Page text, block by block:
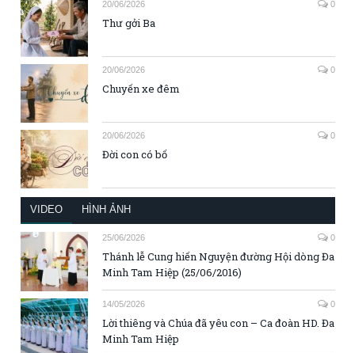
20/06/2026 0
Thư gởi Ba
20/06/2026 0
Chuyến xe đêm
20/06/2026 0
Đời con có bố
VIDEO HÌNH ẢNH
25/06/2026 0
Thánh lễ Cung hiến Nguyện đường Hội dòng Đa
Minh Tam Hiệp (25/06/2016)
14/05/2026 0
Lời thiêng và Chúa đã yêu con – Ca đoàn HD. Đa
Minh Tam Hiệp